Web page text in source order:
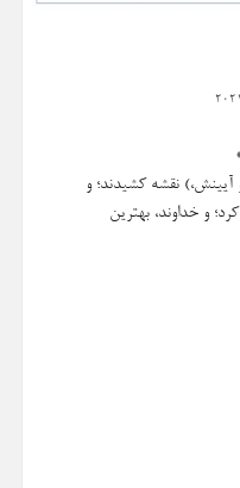
آیینش،) نقشه کشیدند؛ و
و خداوند، بهترین